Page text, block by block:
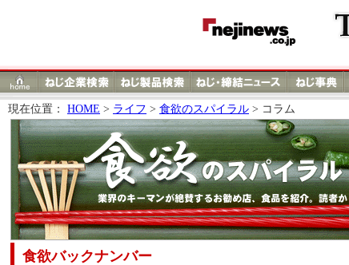
現在位置： HOME > ライフ > 食欲のスパイラル > コラム
食欲バックナンバー